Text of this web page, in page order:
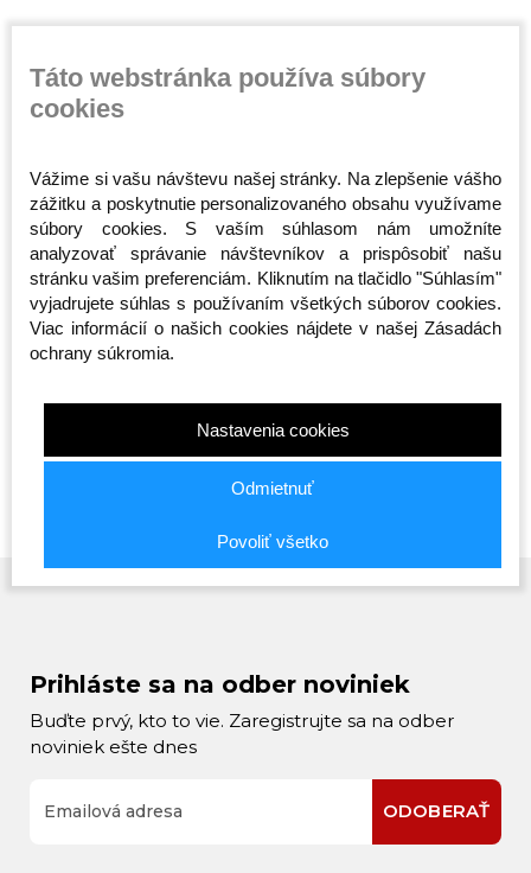
Športová taška -
Octagon - Predátor 2v1
(Batoh)
Skladom
65,00 €
Taška cez rameno -
Octagon - Sportswear
20,00 €
Taška
Smash -
19,00 €
Prihláste sa na odber noviniek
Buďte prvý, kto to vie. Zaregistrujte sa na odber
noviniek ešte dnes
ODOBERAŤ
Táto webstránka používa súbory
cookies
Vážime si vašu návštevu našej stránky. Na zlepšenie vášho
zážitku a poskytnutie personalizovaného obsahu využívame
súbory cookies. S vaším súhlasom nám umožníte
analyzovať správanie návštevníkov a prispôsobiť našu
stránku vašim preferenciám. Kliknutím na tlačidlo "Súhlasím"
vyjadrujete súhlas s používaním všetkých súborov cookies.
Viac informácií o našich cookies nájdete v našej Zásadách
ochrany súkromia.
Nastavenia cookies
Odmietnuť
Povoliť všetko